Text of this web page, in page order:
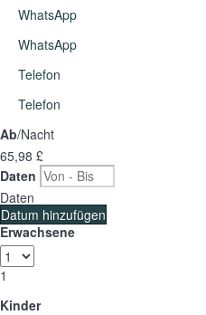
WhatsApp
WhatsApp
Telefon
Telefon
Ab/Nacht
65,98 £
Daten
Daten
Datum hinzufügen
Erwachsene
1
Kinder